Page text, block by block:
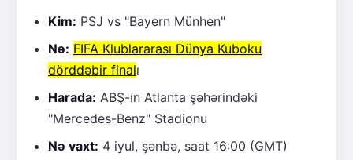
Kim: PSJ vs "Bayern Münhen"
Nə: FIFA Klublararası Dünya Kuboku
dörddəbir finalı
Harada: ABŞ-ın Atlanta şəhərindəki
"Mercedes-Benz" Stadionu
Nə vaxt: 4 iyul, şənbə, saat 16:00 (GMT)